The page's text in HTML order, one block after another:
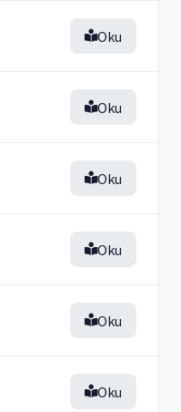
Oku
Oku
Oku
Oku
Oku
Oku